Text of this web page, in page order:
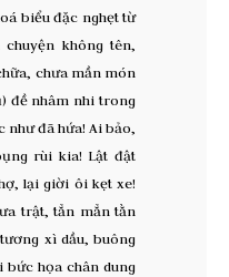
biểu đặc nghẹt từ
không tên,
chưa mần món
đề nhâm nhi trong
như đã hứa! Ai bảo,
rùi kia! Lật đật
lại giời ôi kẹt xe!
trật, tẳn mẳn tằn
xì dầu, buông
bức họa chân dung